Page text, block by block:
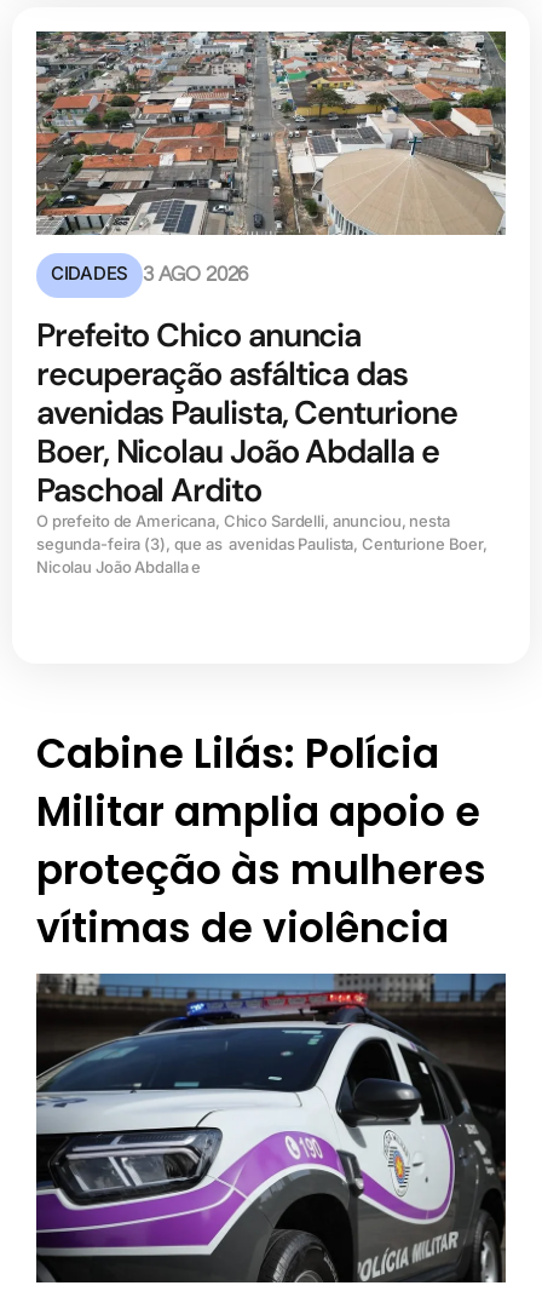
CIDADES 3 AGO 2026
Prefeito Chico anuncia
recuperação asfáltica das
avenidas Paulista, Centurione
Boer, Nicolau João Abdalla e
Paschoal Ardito
O prefeito de Americana, Chico Sardelli, anunciou, nesta
segunda-feira (3), que as avenidas Paulista, Centurione Boer,
Nicolau João Abdalla e
Cabine Lilás: Polícia
Militar amplia apoio e
proteção às mulheres
vítimas de violência